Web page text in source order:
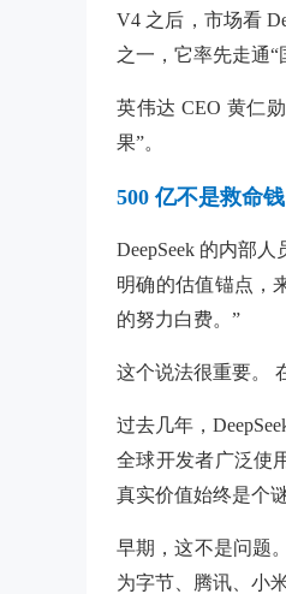
V4 之后，市场看
之一，它率先走通“
英伟达 CEO 黄仁
果”。
500 亿不是救命
DeepSeek 的内部
明确的估值锚点，
的努力白费。”
这个说法很重要。
过去几年，
全球开发者广泛使
真实价值始终是个谜
早期，这不是问题
为字节、腾讯、小